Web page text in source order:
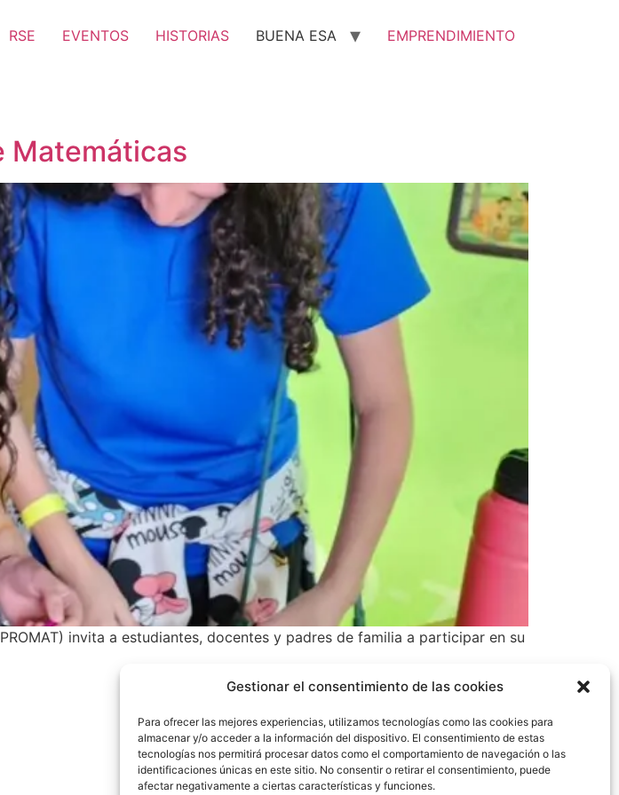
Gestionar el consentimiento de las cookies
Para ofrecer las mejores experiencias, utilizamos tecnologías como las cookies para
almacenar y/o acceder a la información del dispositivo. El consentimiento de estas
tecnologías nos permitirá procesar datos como el comportamiento de navegación o las
identificaciones únicas en este sitio. No consentir o retirar el consentimiento, puede
afectar negativamente a ciertas características y funciones.
RSE EVENTOS HISTORIAS BUENA ESA EMPRENDIMIENTO
Matemáticas
invita a estudiantes, docentes y padres de familia a participar en su